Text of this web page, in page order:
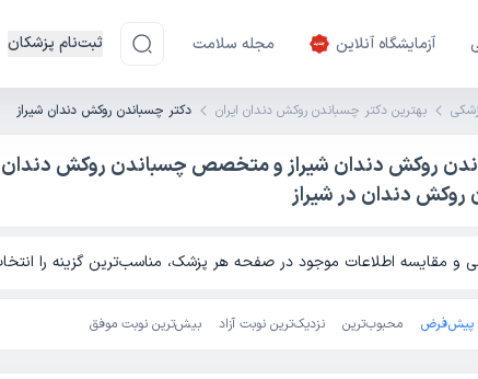
آزمایشگاه آنلاین مجله سلامت ثبت‌نام پزشکان
بهترین دکتر چسباندن روکش دندان ایران دکتر چسباندن روکش دندان شیراز
روکش دندان شیراز و متخصص چسباندن روکش دندان
دندان در شیراز
و مقایسه اطلاعات موجود در صفحه هر پزشک، مناسب‌ترین گزینه را
پیش‌فرض محبوب‌ترین نزدیک‌ترین نوبت آزاد بیش‌ترین نوبت موفق